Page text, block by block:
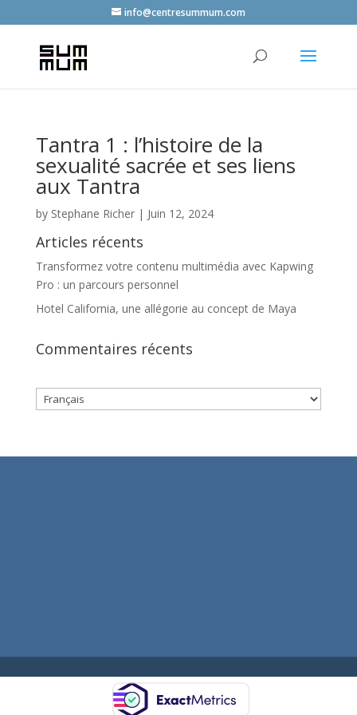
info@centresummum.com
Tantra 1 : l’histoire de la
sexualité sacrée et ses liens
aux Tantra
by Stephane Richer| Juin 12, 2024
Articles récents
Transformez votre contenu multimédia avec Kapwing
Pro : un parcours personnel
Hotel California, une allégorie au concept de Maya
Commentaires récents
Choisir
une